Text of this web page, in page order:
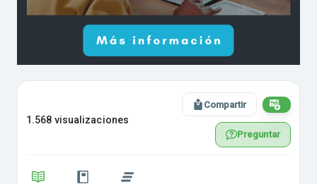
1.568 visualizaciones
Compartir
Preguntar